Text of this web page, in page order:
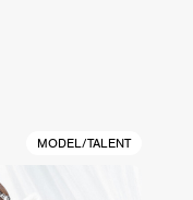
MODEL/TALENT